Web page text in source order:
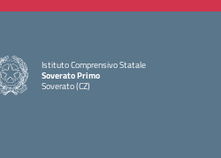
Istituto Comprensivo Statale
Soverato Primo
Soverato (CZ)